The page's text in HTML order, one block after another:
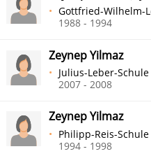
Gottfried-Wilhelm-
1988 - 1994
Zeynep Yilmaz
Julius-Leber-Schule
2007 - 2008
Zeynep Yilmaz
Philipp-Reis-
1994 - 1998